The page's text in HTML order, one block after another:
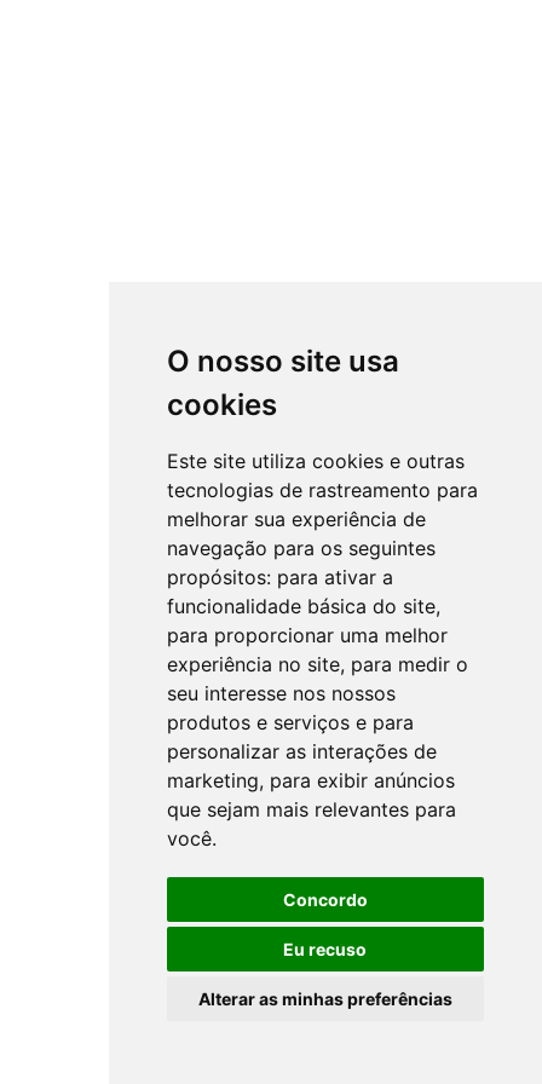
O nosso site usa
cookies
Este site utiliza cookies e outras
tecnologias de rastreamento para
melhorar sua experiência de
navegação para os seguintes
propósitos: para ativar a
funcionalidade básica do site,
para proporcionar uma melhor
experiência no site, para medir o
seu interesse nos nossos
produtos e serviços e para
personalizar as interações de
marketing, para exibir anúncios
que sejam mais relevantes para
você.
Concordo
Eu recuso
Alterar as minhas preferências